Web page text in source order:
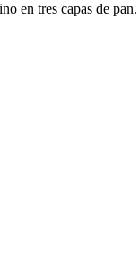
en tres capas de pan.